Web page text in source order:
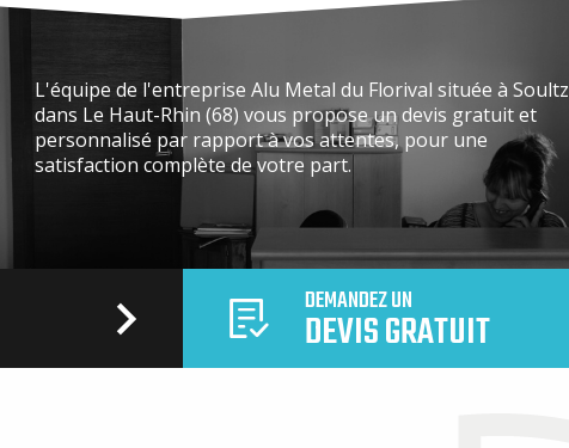
L'équipe de l'entreprise Alu Metal du Florival située à Soultz
dans Le Haut-Rhin (68) vous propose un devis gratuit et
personnalisé par rapport à vos attentes, pour une
satisfaction complète de votre part.
DEMANDEZ UN
DEVIS GRATUIT